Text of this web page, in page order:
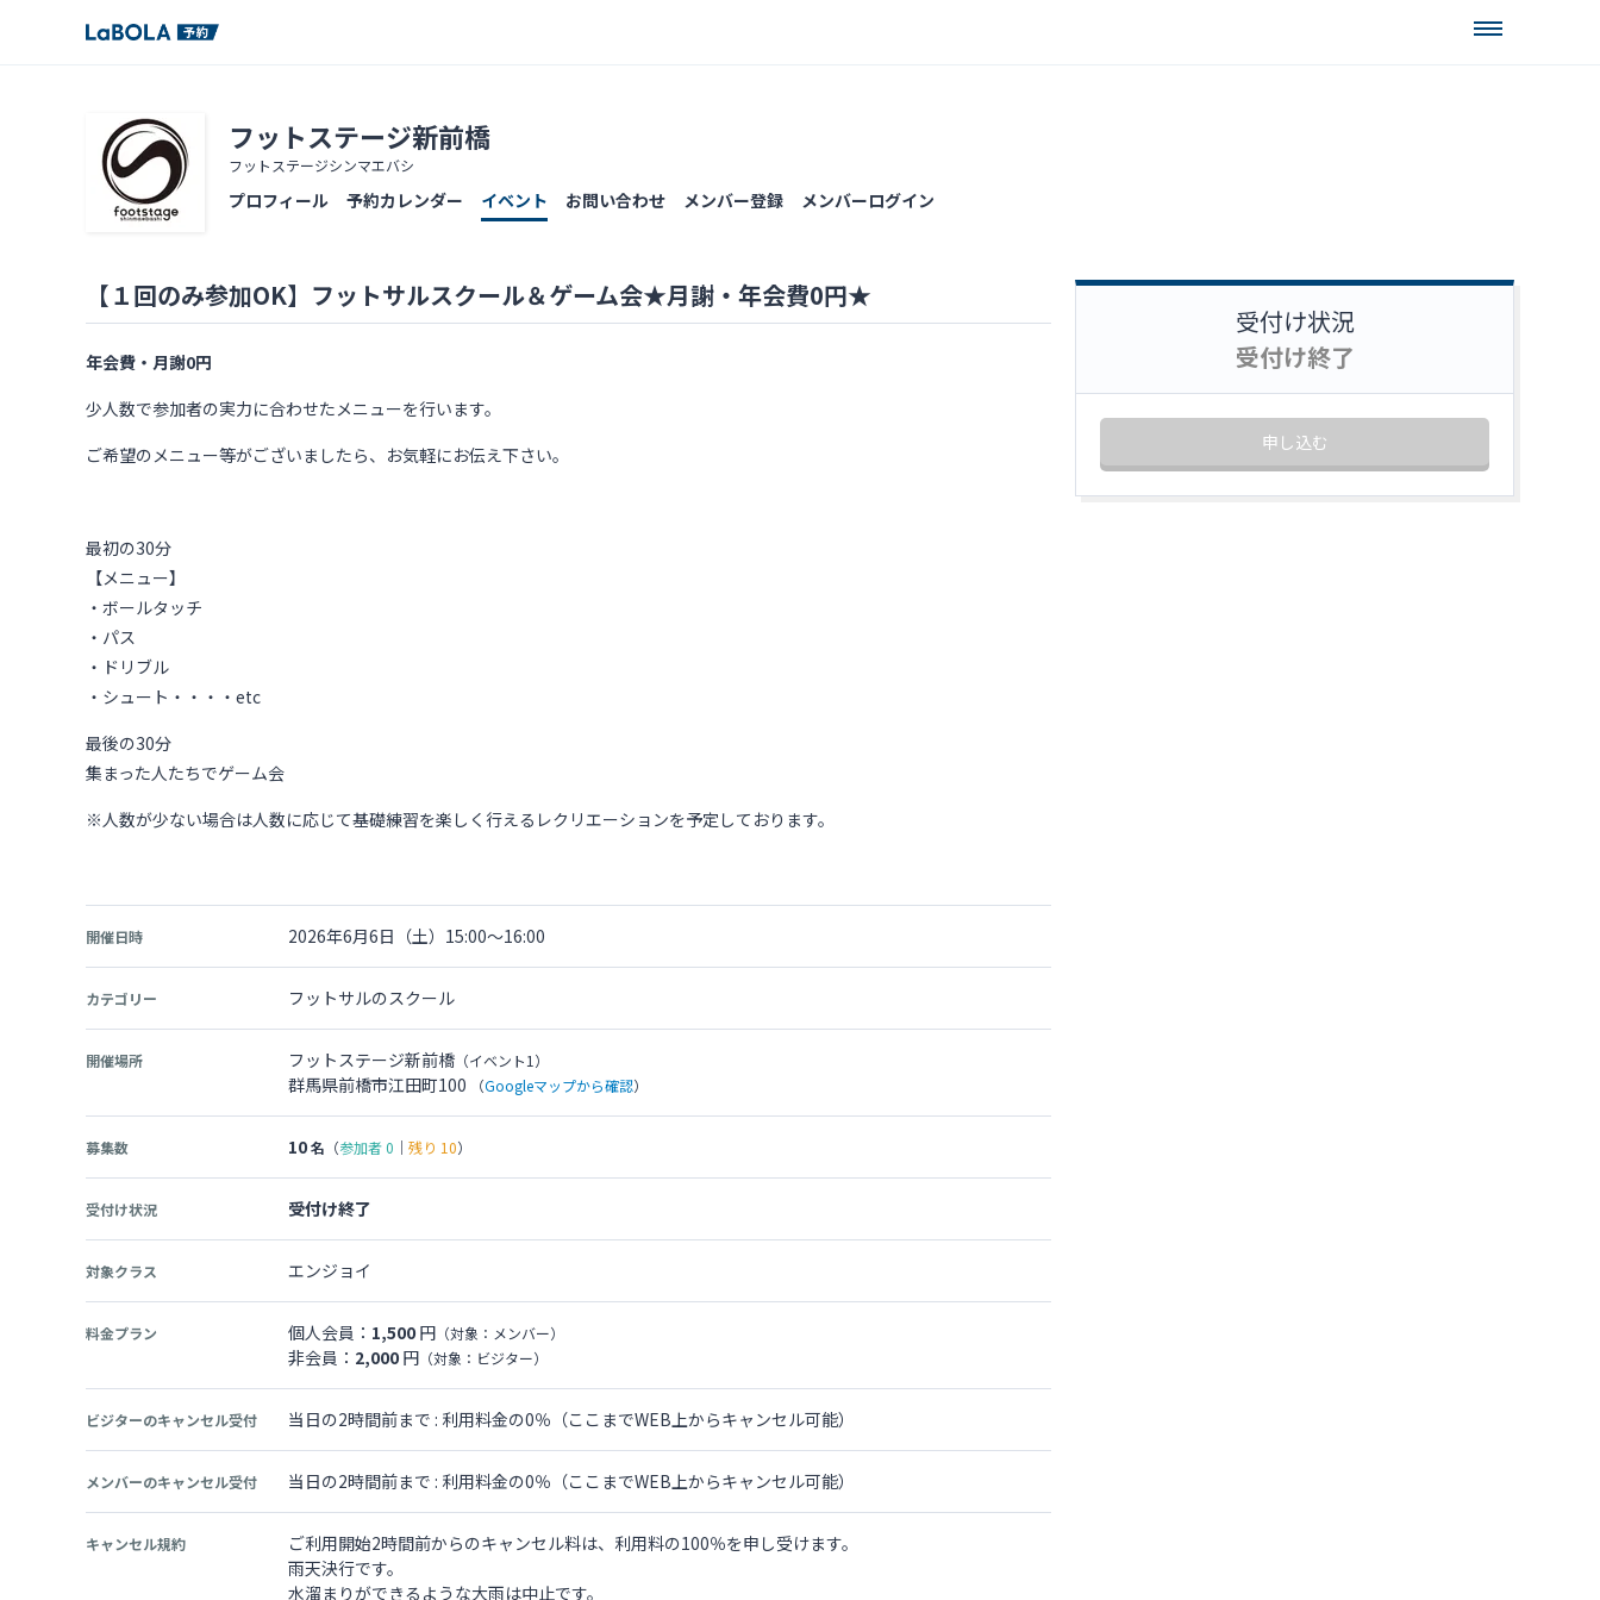
フットステージ新前橋
フットステージシンマエバシ
プロフィール 予約カレンダー イベント お問い合わせ メンバー登録 メンバーログイン
【１回のみ参加OK】フットサルスクール＆ゲーム会★月謝・年会費0円★
年会費・月謝0円
少人数で参加者の実力に合わせたメニューを行います。
ご希望のメニュー等がございましたら、お気軽にお伝え下さい。
最初の30分
【メニュー】
・ボールタッチ
・パス
・ドリブル
・シュート・・・・etc
最後の30分
集まった人たちでゲーム会
※人数が少ない場合は人数に応じて基礎練習を楽しく行えるレクリエーションを予定しております。
開催日時 2026年6月6日（土）15:00～16:00
カテゴリー フットサルのスクール
開催場所 フットステージ新前橋 （イベント1）
群馬県前橋市江田町100 （Googleマップから確認）
募集数 10名 （参加者0 ｜ 残り 10）
受付け状況 受付け終了
対象クラス エンジョイ
料金プラン 個人会員： 1,500 円 （対象：メンバー）
非会員： 2,000 円 （対象：ビジター）
ビジターのキャンセル受付 当日の2時間前まで : 利用料金の0％（ここまでWEB上からキャンセル可能）
メンバーのキャンセル受付 当日の2時間前まで : 利用料金の0％（ここまでWEB上からキャンセル可能）
キャンセル規約
ご利用開始2時間前からのキャンセル料は、利用料の100％を申し受けます。
雨天決行です。
水溜まりができるような大雨は中止です。
受付け状況
受付け終了
申し込む